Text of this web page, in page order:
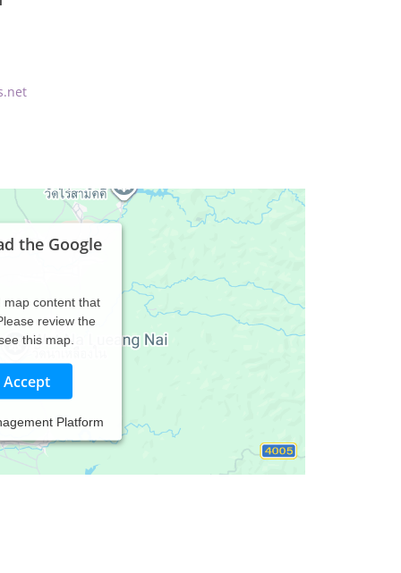
the Google
map content that
review the
this map.
Accept
Platform